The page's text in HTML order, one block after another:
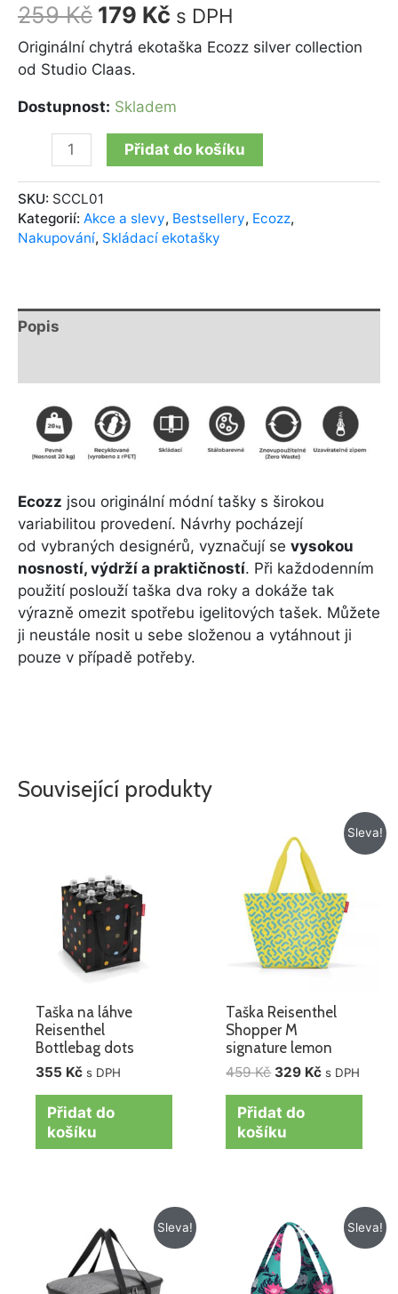
259Kč 179 Kč s DPH
Originální chytrá ekotaška Ecozz silver collection
od Studio Claas.
Dostupnost: Skladem
Přidat do košíku
SKU: SCCL01
Kategorií: Akce a slevy, Bestsellery, Ecozz,
Nakupování, Skládací ekotašky
Popis
Ecozz jsou originální módní tašky s širokou
variabilitou provedení. Návrhy pocházejí
od vybraných designérů, vyznačují se vysokou
nosností, výdrží a praktičností. Při každodenním
použití poslouží taška dva roky a dokáže tak
výrazně omezit spotřebu igelitových tašek. Můžete
ji neustále nosit u sebe složenou a vytáhnout ji
pouze v případě potřeby.
Související produkty
Taška na láhve
Reisenthel
Bottlebag dots
355 Kč s DPH
Přidat do
košíku
Sleva!
Taška Reisenthel
Shopper M
signature lemon
459Kč
cena
byla:
459 Kč.
329 Kč
Aktuální
cena
s DPH
Přidat do
košíku
Sleva!
cena
byla:
995 Kč.
Aktuální
cena
695 Kč.
Sleva!
Původní
cena
byla:
199 Kč.
Aktuální
cena
je:
109 Kč.